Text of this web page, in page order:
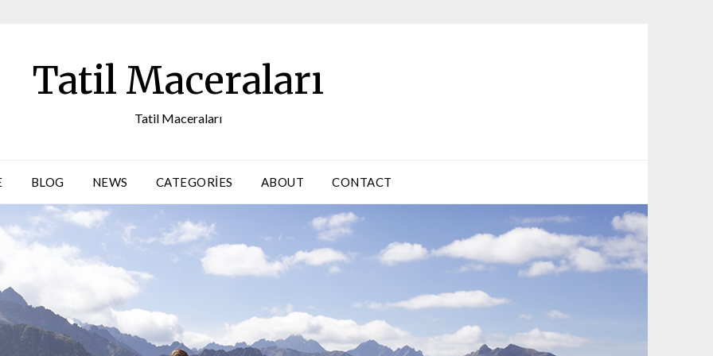
Tatil Maceraları
Tatil Maceraları
BLOG NEWS CATEGORIES ABOUT CONTACT